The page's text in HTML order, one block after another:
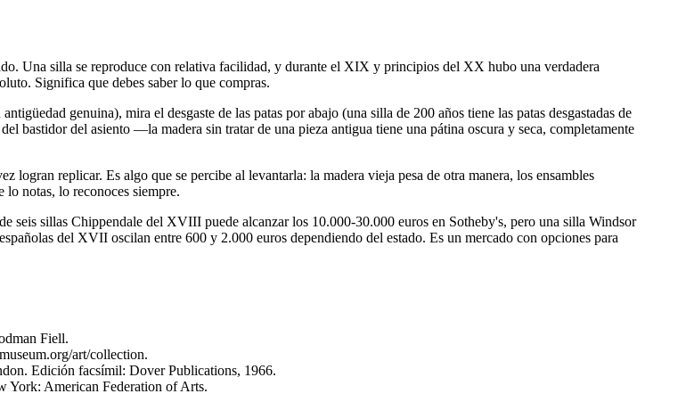
Una silla se reproduce con relativa facilidad, y durante el XIX y principios del XX hubo una verdadera
Significa que debes saber lo que compras.
genuina), mira el desgaste de las patas por abajo (una silla de 200 años tiene las patas desgastadas de
bastidor del asiento —la madera sin tratar de una pieza antigua tiene una pátina oscura y seca, completamente
logran replicar. Es algo que se percibe al levantarla: la madera vieja pesa de otra manera, los ensambles
notas, lo reconoces siempre.
seis sillas Chippendale del XVIII puede alcanzar los 10.000-30.000 euros en Sotheby's, pero una silla Windsor
del XVII oscilan entre 600 y 2.000 euros dependiendo del estado. Es un mercado con opciones para
Fiell.
art/collection.
Edición facsímil: Dover Publications, 1966.
York: American Federation of Arts.